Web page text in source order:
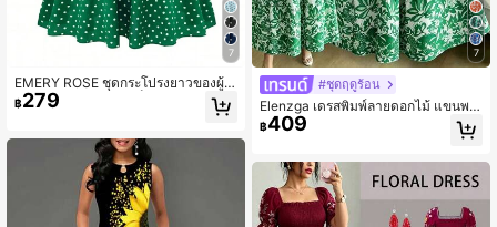
7
EMERY ROSE ชุดกระโปรงยาวของผู้ห
ญิงพิมพ์ลายจุดพร้อมเข็มขัด
฿279
7
#ชุดฤดูร้อน
Elenzga เดรสพิมพ์ลายดอกไม้ แขนพอ
ง ผูกด้านหน้า เปิดหลัง รัดเอว ใหม่ สวย
หรูและเก๋ สำหรับวันหยุด เดทสบายๆ ช่ว
฿409